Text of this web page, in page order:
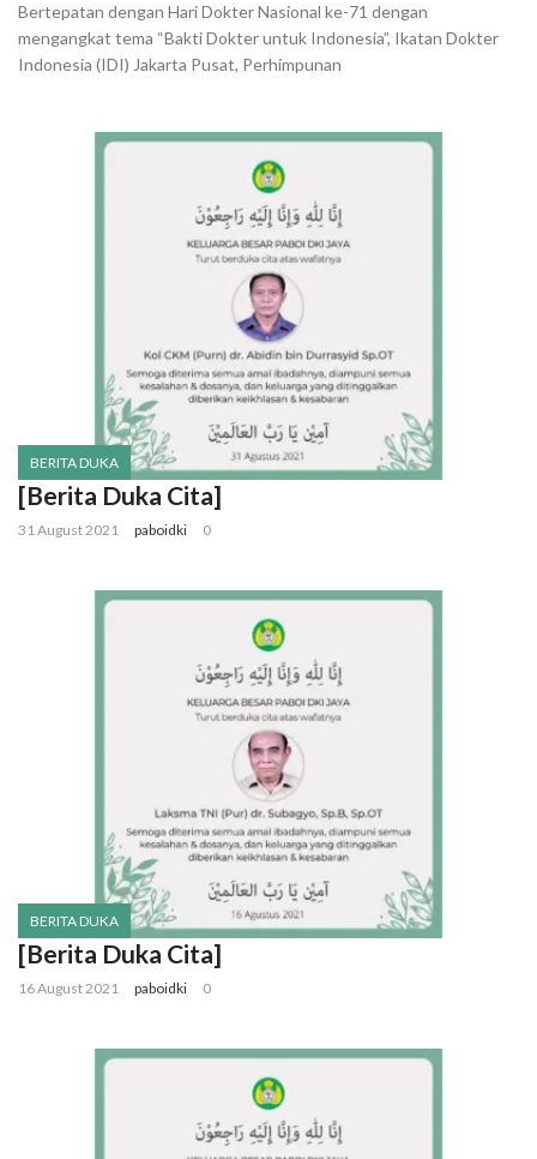
Bertepatan dengan Hari Dokter Nasional ke-71 dengan
mengangkat tema “Bakti Dokter untuk Indonesia”, Ikatan Dokter
Indonesia (IDI) Jakarta Pusat, Perhimpunan
BERITA DUKA
[Berita Duka Cita]
31 August 2021 paboidki 0
BERITA DUKA
[Berita Duka Cita]
16 August 2021 paboidki 0